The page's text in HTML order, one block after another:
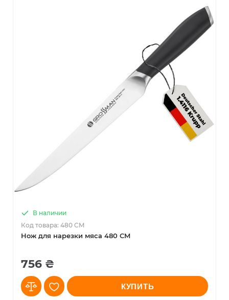
Нож для нарезки мяса 480 CM
В наличии
Код товара: 480 CM
756 ₴
КУПИТЬ